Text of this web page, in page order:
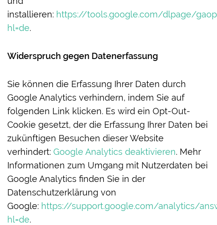
installieren: https://tools.google.com/dlpage/
hl=de.
Widerspruch gegen Datenerfassung
Sie können die Erfassung Ihrer Daten durch
Google Analytics verhindern, indem Sie auf
folgenden Link klicken. Es wird ein Opt-Out-
Cookie gesetzt, der die Erfassung Ihrer Daten bei
zukünftigen Besuchen dieser Website
verhindert: Google Analytics deaktivieren. Mehr
Informationen zum Umgang mit Nutzerdaten bei
Google Analytics finden Sie in der
Datenschutzerklärung von
Google: https://support.google.com/analytics/
hl=de.